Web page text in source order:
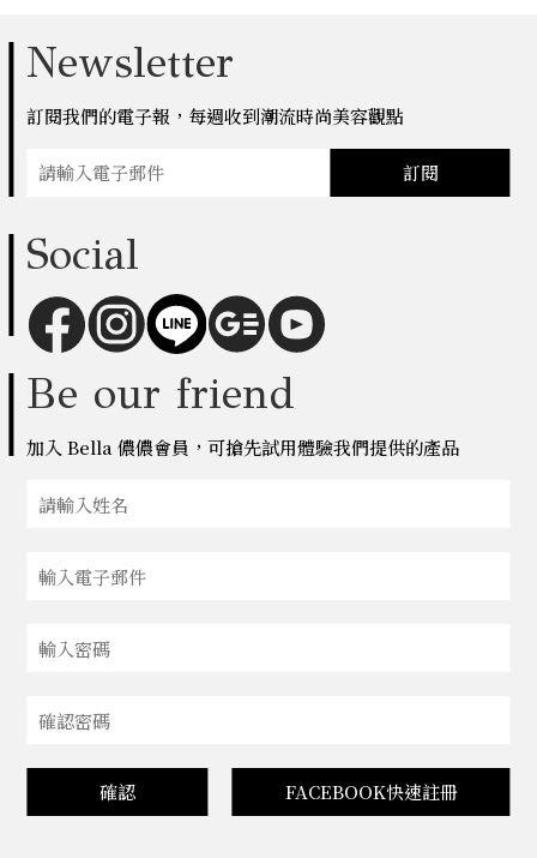
Newsletter
訂閱我們的電子報，每週收到潮流時尚美容觀點
訂閱
Social
Be our friend
加入 Bella 儂儂會員，可搶先試用體驗我們提供的產品
確認 FACEBOOK快速註冊